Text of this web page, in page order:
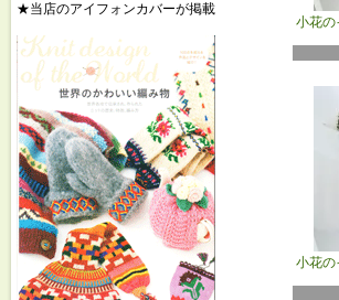
★当店のアイフォンカバーが掲載
小花の
小花の